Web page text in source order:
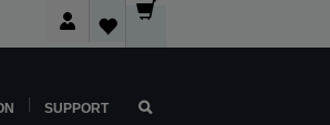
SUPPORT